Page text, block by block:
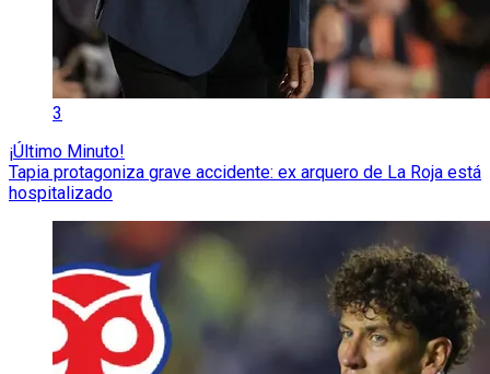
3
¡Último Minuto!
Tapia protagoniza grave accidente: ex arquero de La Roja está
hospitalizado